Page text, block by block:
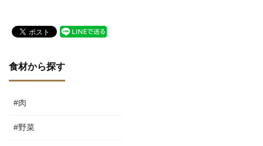
食材から探す
#肉
#野菜